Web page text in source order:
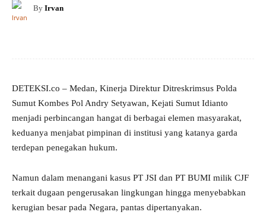
By Irvan
DETEKSI.co – Medan, Kinerja Direktur Ditreskrimsus Polda
Sumut Kombes Pol Andry Setyawan, Kejati Sumut Idianto
menjadi perbincangan hangat di berbagai elemen masyarakat,
keduanya menjabat pimpinan di institusi yang katanya garda
terdepan penegakan hukum.
Namun dalam menangani kasus PT JSI dan PT BUMI milik CJF
terkait dugaan pengerusakan lingkungan hingga menyebabkan
kerugian besar pada Negara, pantas dipertanyakan.